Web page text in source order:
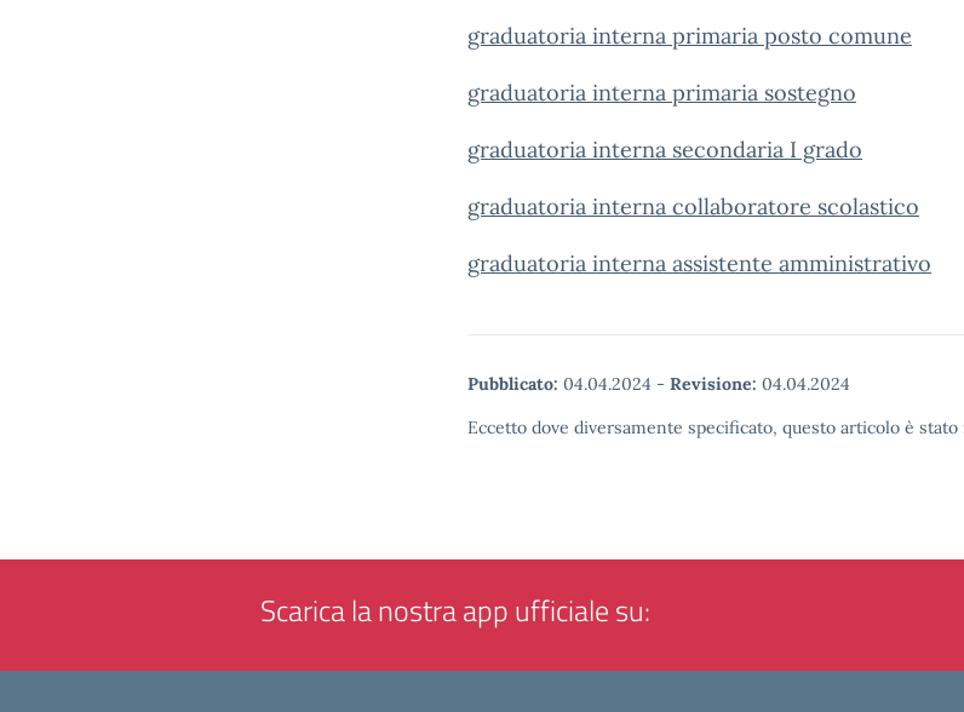
graduatoria interna primaria posto comune
graduatoria interna primaria sostegno
graduatoria interna secondaria I grado
graduatoria interna collaboratore scolastico
graduatoria interna assistente amministrativo
Pubblicato: 04.04.2024 - Revisione: 04.04.2024
Eccetto dove diversamente specificato, questo articolo è
Scarica la nostra app ufficiale su: